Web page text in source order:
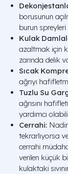
borusunun
burun
Kulak
azaltmak için
zarında delik
Sıcak
ağrıyı
Tuzlu Su
ağrısını
yardımcı
Cerrahi:
tekrarlıyorsa
cerrahi
verilen küçük
kulaktaki